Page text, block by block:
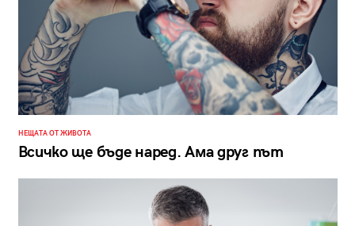
НЕЩАТА ОТ ЖИВОТА
Всичко ще бъде наред. Ама друг път